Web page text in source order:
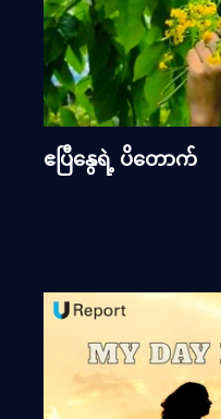
ဧပြီနွေရဲ့ ပိတောက်